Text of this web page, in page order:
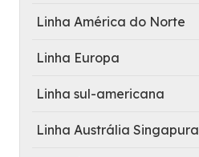
Linha América do Norte
Linha Europa
Linha sul-americana
Linha Austrália Singapura